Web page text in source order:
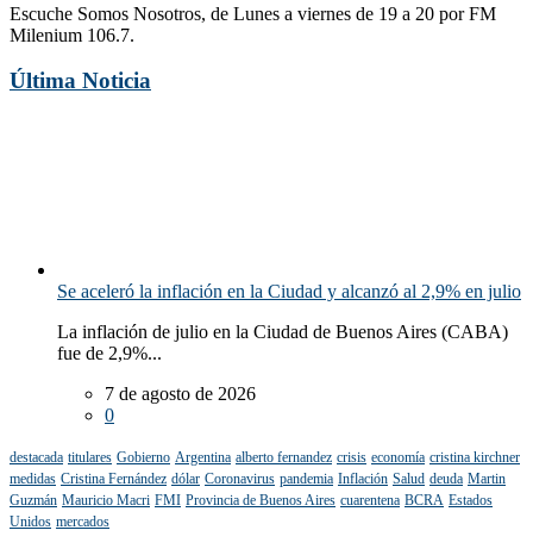
Escuche Somos Nosotros, de Lunes a viernes de 19 a 20 por FM
Milenium 106.7.
Última Noticia
Se aceleró la inflación en la Ciudad y alcanzó al 2,9% en julio
La inflación de julio en la Ciudad de Buenos Aires (CABA)
fue de 2,9%...
7 de agosto de 2026
0
destacada titulares Gobierno Argentina alberto fernandez crisis economía cristina kirchner
medidas Cristina Fernández dólar Coronavirus pandemia Inflación Salud deuda Martin
Guzmán Mauricio Macri FMI Provincia de Buenos Aires cuarentena BCRA Estados
Unidos mercados